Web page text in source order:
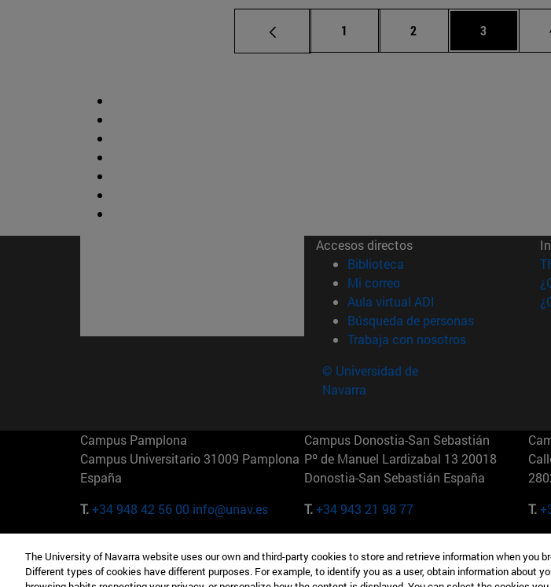
Página
1 Página
2 Página
3
Accesos directos
Biblioteca (abre en nueva ventana)
Mi correo(abre en nueva ventana)
Aula virtual ADI (abre en nueva
Búsqueda de personas(abre en
Trabaja con nosotros(abre en nueva
© Universidad de
Navarra
Campus Pamplona
Campus Universitario 31009 Pamplona
España
T.+34 948 42 56 00 info@unav.es
Campus Donostia-San Sebastián
Pº de Manuel Lardizabal 13 20018
Donostia-San Sebastián España
T.+34 943 21 98 77
T.
Camino del Cerro Águila 3 28023
Madrid España
165 W 57th St 10019-2201 Nueva York
EE.UU
The University of Navarra website uses our own and third-party cookies to store and retrieve information when you
Different types of cookies have different purposes. For example, to identify you as a user, obtain information about